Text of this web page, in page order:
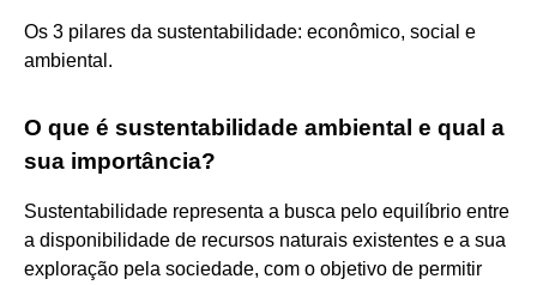
Os 3 pilares da sustentabilidade: econômico, social e
ambiental.
O que é sustentabilidade ambiental e qual a
sua importância?
Sustentabilidade representa a busca pelo equilíbrio entre
a disponibilidade de recursos naturais existentes e a sua
exploração pela sociedade, com o objetivo de permitir